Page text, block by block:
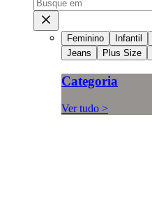
Feminino Infantil
Jeans
Plus Size
Categoria
Ver tudo >